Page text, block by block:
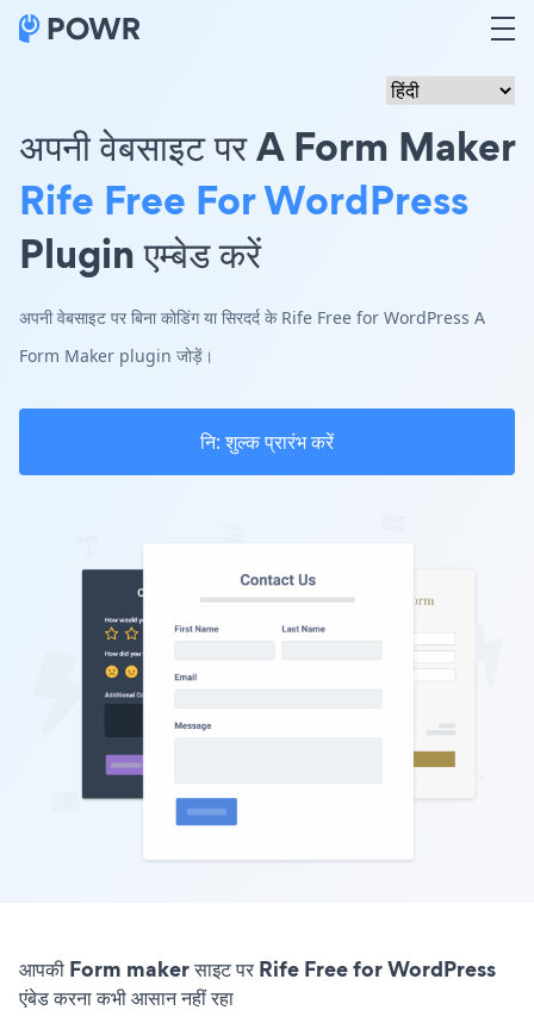
अपनी वेबसाइट पर A Form Maker
Rife Free For WordPress
Plugin एम्बेड करें
अपनी वेबसाइट पर बिना कोडिंग या सिरदर्द के Rife Free for WordPress A
Form Maker plugin जोड़ें।
नि: शुल्क प्रारंभ करें
आपकी Form maker साइट पर Rife Free for WordPress
एंबेड करना कभी आसान नहीं रहा